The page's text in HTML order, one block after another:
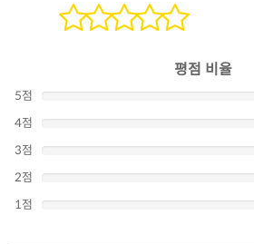
평점 비율
5점
4점
3점
2점
1점